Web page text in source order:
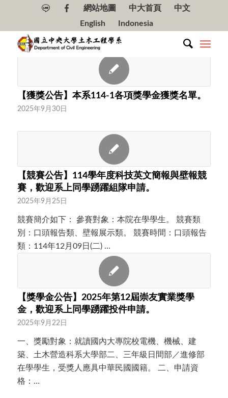
網站地圖 中大首頁
中文
English
Indonesia
【獲獎公告】本系114-1各項獎學金獲獎名單。
2025年9月30日
【競賽公告】114學年度科技英文簡報與壁報競
賽，歡迎系上同學踴躍組隊申請。
2025年9月25日
競賽簡介如下： 參賽對象：本院在學學生。 競賽類
別：口頭報告類、壁報展示類。 競賽時間：口頭報告
類：114年12月09日(二) …
【獎學金公告】2025年第12屆崇友實業獎學
金，歡迎系上同學踴躍投件申請。
2025年9月22日
一、獎勵對象：就讀國內大專院校電機、機械、建
築、土木營造科系大學部二、三年級日間部／進修部
在學學生，受獎人應具中華民國國籍。 二、申請資
格：…